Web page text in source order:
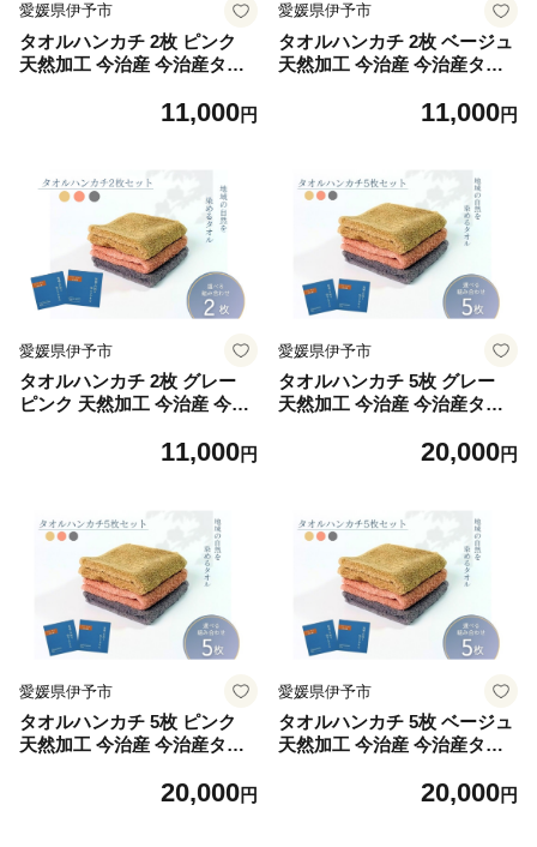
愛媛県伊予市
タオルハンカチ 2枚 ピンク
天然加工 今治産 今治産タオ
河上工芸所｜B416-a11,000円
愛媛県伊予市
タオルハンカチ 2枚 ベージュ
天然加工 今治産 今治産タオ
河上工芸所｜B416-b11,000円
愛媛県伊予市
タオルハンカチ 2枚 グレー
ピンク 天然加工 今治産 今治
タオル 河上工芸所｜B416-c
11,000円
愛媛県伊予市
タオルハンカチ 5枚 グレー
天然加工 今治産 今治産タオ
河上工芸所｜C11920,000円
愛媛県伊予市
タオルハンカチ 5枚 ピンク
天然加工 今治産 今治産タオ
河上工芸所｜C119-a20,000円
愛媛県伊予市
タオルハンカチ 5枚 ベージュ
天然加工 今治産 今治産タオ
河上工芸所｜C119-b20,000円